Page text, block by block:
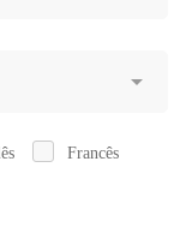
Francês